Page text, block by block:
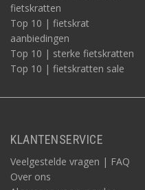
fietskratten
Top 10 | fietskrat
aanbiedingen
Top 10 | sterke fietskratten
Top 10 | fietskratten sale
KLANTENSERVICE
Veelgestelde vragen | FAQ
Over ons